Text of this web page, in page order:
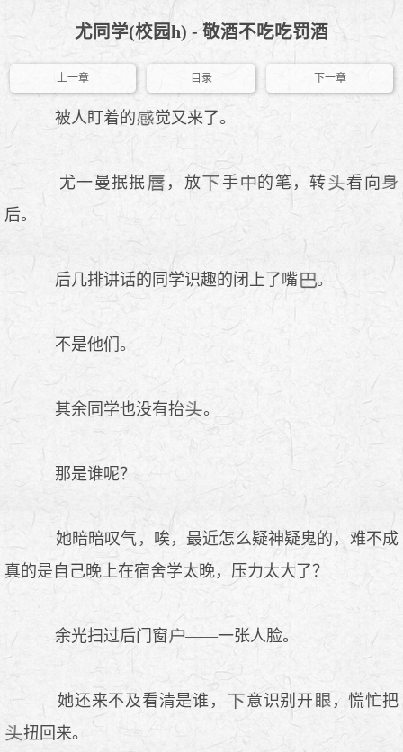
尤同学(校园h) - 敬酒不吃吃罚酒
上一章 目录 下一章
被人盯着的 觉又来了。
尤一曼抿抿 ，放 手 的笔，转
看向
后。
后几排讲话的同学识趣的闭上了嘴 。
不是他们。
其余同学也没有抬 。
那是谁呢？
她暗暗叹气，唉，最近怎么疑神疑鬼的，难不成
真的是自己晚上在宿舍学太晚，压力太大了？
余光扫过后门窗 ——一张人脸。
她还来不及看清是谁， 意识别开
，慌忙把
扭回来。